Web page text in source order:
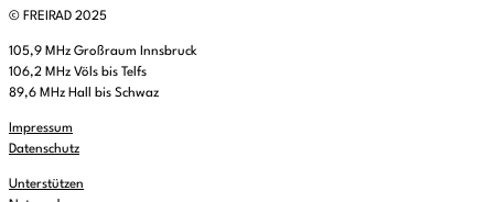
© FREIRAD 2025
105,9 MHz Großraum Innsbruck
106,2 MHz Völs bis Telfs
89,6 MHz Hall bis Schwaz
Impressum
Datenschutz
Unterstützen